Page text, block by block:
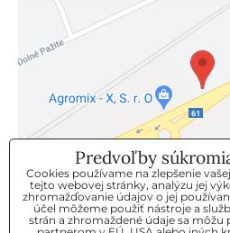
KLIENTSKÝ SERVIS
Predvoľby
Cookies používame na zlepšenie
tejto webovej stránky, analýzu jej
zhromažďovanie údajov o jej
účel môžeme použiť nástroje a
strán a zhromaždené údaje sa môžu